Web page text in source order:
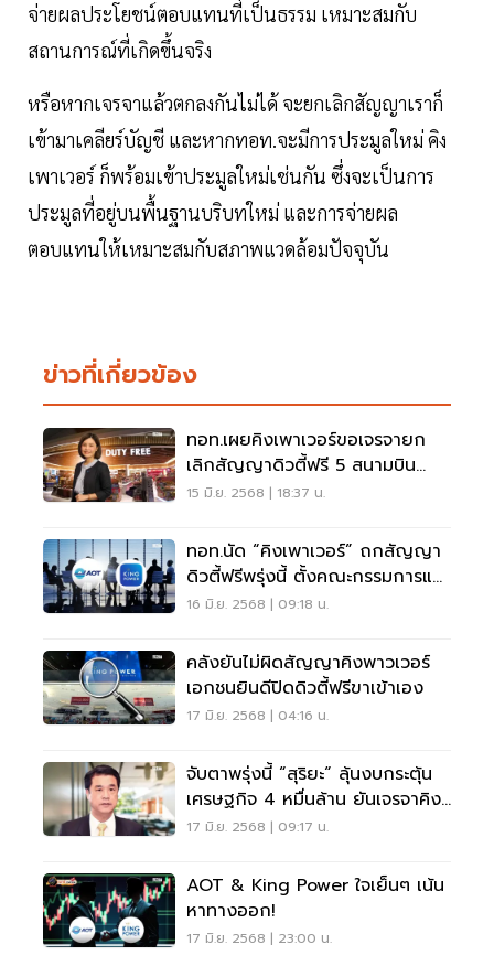
จ่ายผลประโยชน์ตอบแทนที่เป็นธรรม เหมาะสมกับ
สถานการณ์ที่เกิดขึ้นจริง
หรือหากเจรจาแล้วตกลงกันไม่ได้ จะยกเลิกสัญญาเราก็
เข้ามาเคลียร์บัญชี และหากทอท.จะมีการประมูลใหม่ คิง
เพาเวอร์ ก็พร้อมเข้าประมูลใหม่เช่นกัน ซึ่งจะเป็นการ
ประมูลที่อยู่บนพื้นฐานบริบทใหม่ และการจ่ายผล
ตอบแทนให้เหมาะสมกับสภาพแวดล้อมปัจจุบัน
ข่าวที่เกี่ยวข้อง
ทอท.เผยคิงเพาเวอร์ขอเจรจายก
เลิกสัญญาดิวตี้ฟรี 5 สนามบิน
หวังปรับสัญญาเป็นธรรม
15 มิ.ย. 2568 | 18:37 น.
ทอท.นัด “คิงเพาเวอร์” ถกสัญญา
ดิวตี้ฟรีพรุ่งนี้ ตั้งคณะกรรมการแก้
ปัญหา
16 มิ.ย. 2568 | 09:18 น.
คลังยันไม่ผิดสัญญาคิงพาวเวอร์
เอกชนยินดีปิดดิวตี้ฟรีขาเข้าเอง
17 มิ.ย. 2568 | 04:16 น.
จับตาพรุ่งนี้ “สุริยะ“ ลุ้นงบกระตุ้น
เศรษฐกิจ 4 หมื่นล้าน ยันเจรจาคิง
เพาเวอร์ AOT ไม่เสียประโยชน์
17 มิ.ย. 2568 | 09:17 น.
AOT & King Power ใจเย็นๆ เน้น
หาทางออก!
17 มิ.ย. 2568 | 23:00 น.